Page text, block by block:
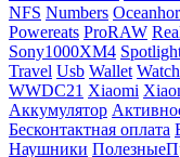
NFS Numbers
Powereats ProRAW
Sony1000XM4
Travel Usb Wallet
WWDC21 Xiaomi
Аккумулятор
Бесконтактная оплата
Наушники